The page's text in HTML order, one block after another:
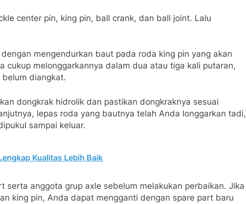
center pin, king pin, ball crank, dan ball joint. Lalu
mengendurkan baut pada roda king pin yang akan
cukup melonggarkannya dalam dua atau tiga kali putaran,
diangkat.
dongkrak hidrolik dan pastikan dongkraknya sesuai
lepas roda yang bautnya telah Anda longgarkan tadi,
sampai keluar.
Kualitas Lebih Baik
serta anggota grup axle sebelum melakukan perbaikan. Jika
king pin, Anda dapat mengganti dengan spare part baru